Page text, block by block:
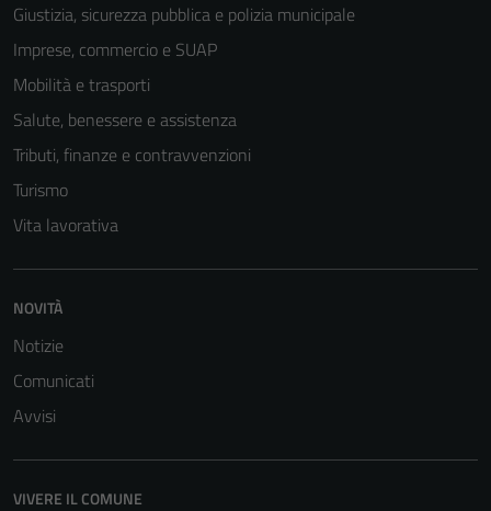
Giustizia, sicurezza pubblica e polizia municipale
Imprese, commercio e SUAP
Mobilità e trasporti
Salute, benessere e assistenza
Tributi, finanze e contravvenzioni
Turismo
Vita lavorativa
NOVITÀ
Notizie
Comunicati
Avvisi
VIVERE IL COMUNE
funzionamento